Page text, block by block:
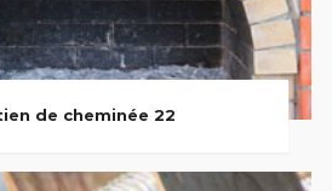
de cheminée 22